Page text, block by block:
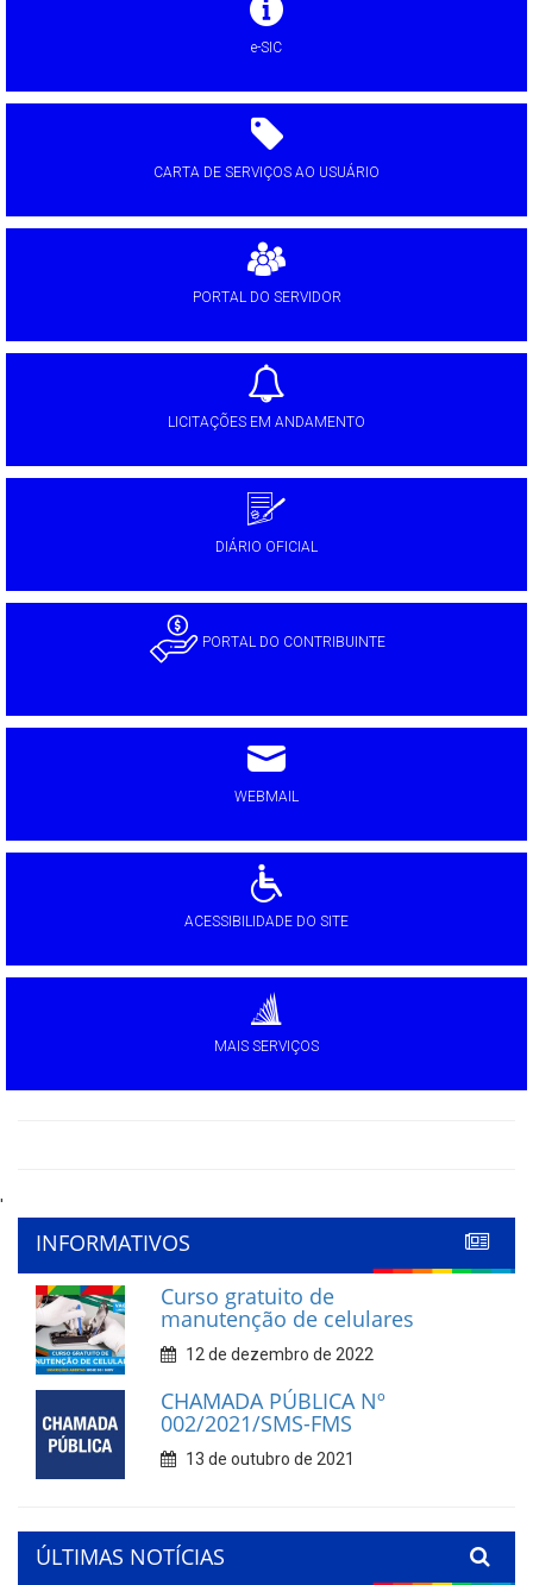
e-SIC
CARTA DE SERVIÇOS AO USUÁRIO
PORTAL DO SERVIDOR
LICITAÇÕES EM ANDAMENTO
DIÁRIO OFICIAL
PORTAL DO CONTRIBUINTE
WEBMAIL
ACESSIBILIDADE DO SITE
MAIS SERVIÇOS
'
INFORMATIVOS
Curso gratuito de
manutenção de celulares
12 de dezembro de 2022
CHAMADA PÚBLICA Nº
002/2021/SMS-FMS
13 de outubro de 2021
ÚLTIMAS NOTÍCIAS